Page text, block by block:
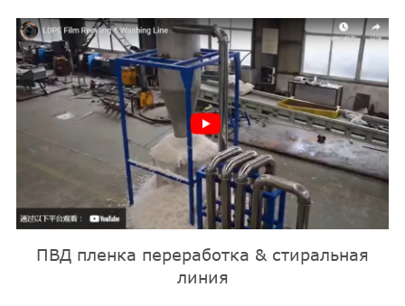
ПВД пленка переработка & стиральная
линия